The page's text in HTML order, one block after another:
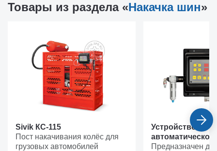
Товары из раздела «Накачка шин»
Sivik КС-115
Пост накачивания колёс для
грузовых автомобилей
Устройство
накачивания
Предназначен